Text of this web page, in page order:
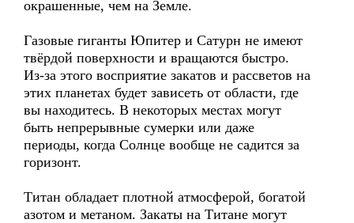
окрашенные, чем на Земле.
Газовые гиганты Юпитер и Сатурн не имеют
твёрдой поверхности и вращаются быстро.
Из-за этого восприятие закатов и рассветов на
этих планетах будет зависеть от области, где
вы находитесь. В некоторых местах могут
быть непрерывные сумерки или даже
периоды, когда Солнце вообще не садится за
горизонт.
Титан обладает плотной атмосферой, богатой
азотом и метаном. Закаты на Титане могут